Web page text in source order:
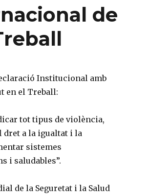
de
Institucional amb
en el Treball:
tot tipus de violència,
a la igualtat i la
sistemes
i saludables”.
de la Seguretat i la Salud